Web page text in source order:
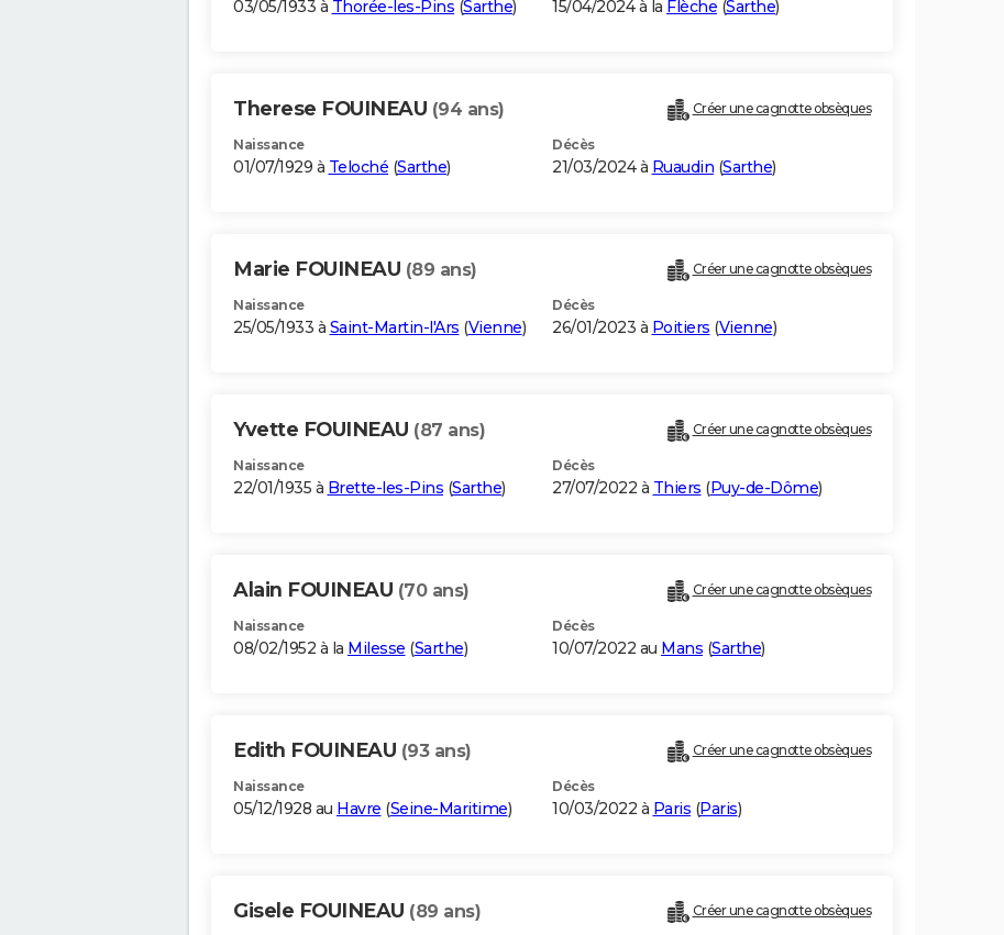
03/05/1933 à Thorée-les-Pins (Sarthe) 15/04/2024 à la Flèche (Sarthe)
Therese FOUINEAU (94 ans) Créer une cagnotte obsèques
Naissance
01/07/1929 à Teloché (Sarthe)
Décès
21/03/2024 à Ruaudin (Sarthe)
Marie FOUINEAU (89 ans) Créer une cagnotte obsèques
Naissance
25/05/1933 à Saint-Martin-l'Ars (Vienne)
Décès
26/01/2023 à Poitiers (Vienne)
Yvette FOUINEAU (87 ans) Créer une cagnotte obsèques
Naissance
22/01/1935 à Brette-les-Pins (Sarthe)
Décès
27/07/2022 à Thiers (Puy-de-Dôme)
Alain FOUINEAU (70 ans) Créer une cagnotte obsèques
Naissance
08/02/1952 à la Milesse (Sarthe)
Décès
10/07/2022 au Mans (Sarthe)
Edith FOUINEAU (93 ans) Créer une cagnotte obsèques
Naissance
05/12/1928 au Havre (Seine-Maritime)
Décès
10/03/2022 à Paris (Paris)
Gisele FOUINEAU (89 ans) Créer une cagnotte obsèques